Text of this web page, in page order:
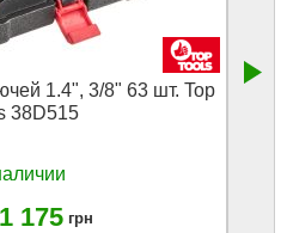
1.4", 3/8" 63 шт. Top
38D515
1 175 грн